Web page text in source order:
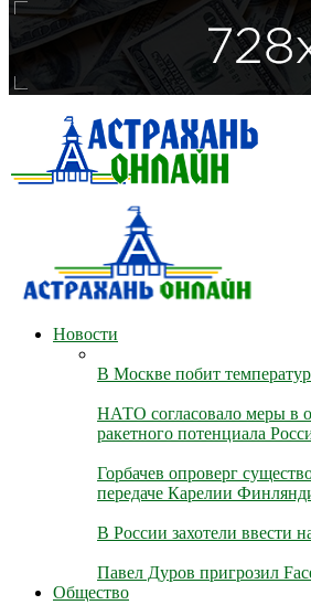
Новости
В Москве побит
НАТО согласовало меры в
ракетного потенциала
Горбачев опроверг
передаче Карелии
В России захотели ввести
Павел Дуров пригрозил
Общество